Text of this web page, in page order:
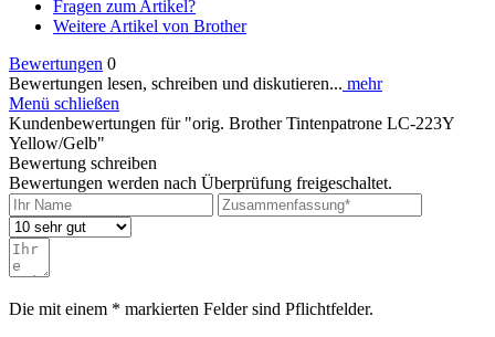
Fragen zum Artikel?
Weitere Artikel von Brother
Bewertungen 0
Bewertungen lesen, schreiben und diskutieren... mehr
Menü schließen
Kundenbewertungen für "orig. Brother Tintenpatrone LC-223Y
Yellow/Gelb"
Bewertung schreiben
Bewertungen werden nach Überprüfung freigeschaltet.
Die mit einem * markierten Felder sind Pflichtfelder.